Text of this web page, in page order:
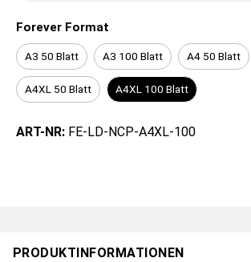
Forever Format
A3 50 Blatt A3 100 Blatt A4 50 Blatt
A4XL 50 Blatt A4XL 100 Blatt
ART-NR: FE-LD-NCP-A4XL-100
PRODUKTINFORMATIONEN